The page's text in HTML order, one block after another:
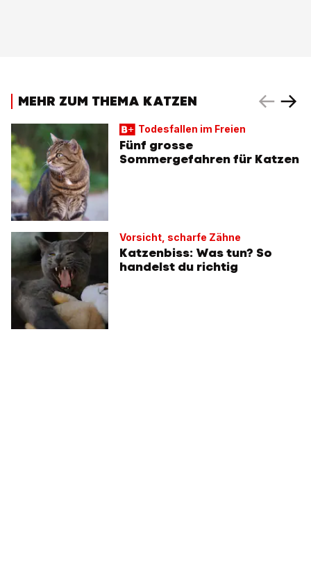
MEHR ZUM THEMA KATZEN
Todesfallen im Freien
Fünf grosse
Sommergefahren für Katzen
Vorsicht, scharfe Zähne
Katzenbiss: Was tun? So
handelst du richtig